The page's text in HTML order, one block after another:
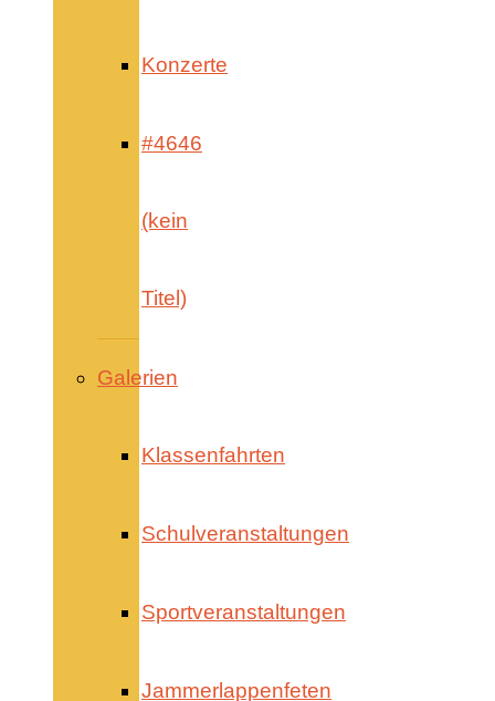
Konzerte
#4646
(kein
Titel)
Galerien
Klassenfahrten
Schulveranstaltungen
Sportveranstaltungen
Jammerlappenfeten